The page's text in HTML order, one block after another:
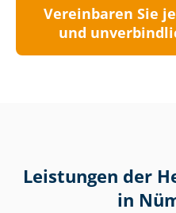
Vereinbaren Sie
und
Leistungen der
in